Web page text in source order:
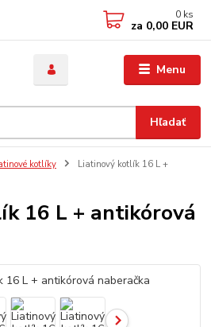
Menu
Hľadať
0 ks
za 0,00 EUR
kotlíky
Liatinový kotlík 16 L +
16 L + antikórová